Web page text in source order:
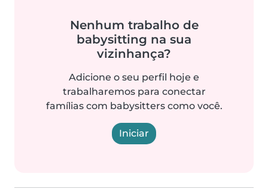
Nenhum trabalho de
babysitting na sua
vizinhança?
Adicione o seu perfil hoje e
trabalharemos para conectar
famílias com babysitters como você.
Iniciar